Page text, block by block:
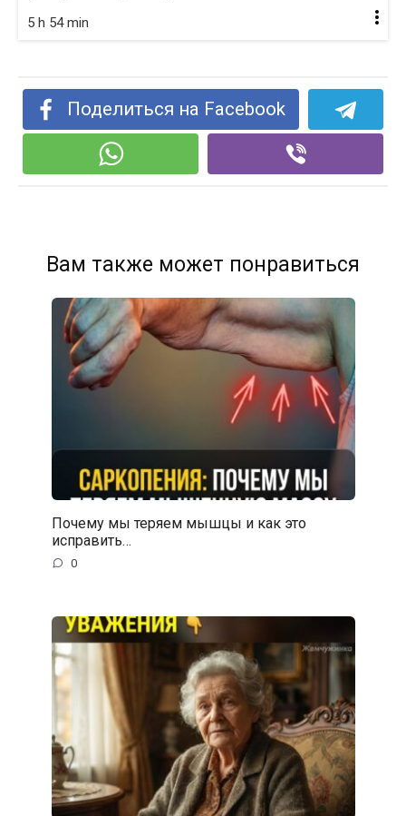
5 h 54 min
Поделиться на Facebook
Вам также может понравиться
Почему мы теряем мышцы и как это
исправить…
0